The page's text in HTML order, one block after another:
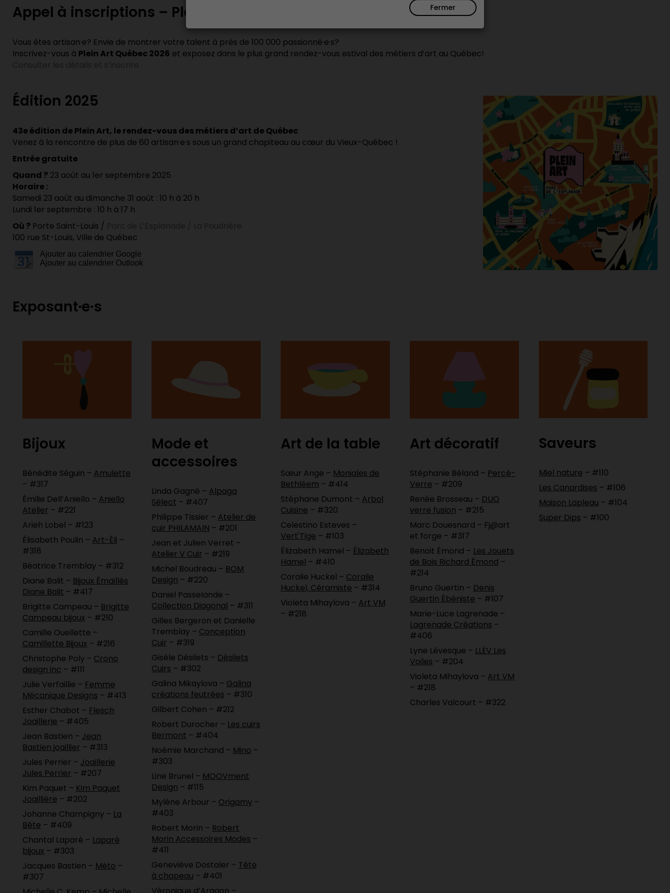
Fermer
Appel à inscriptions – Plein Art 2026
Vous êtes artisan·e? Envie de montrer votre talent à près de 100 000 passionné·e·s?
Inscrivez-vous à Plein Art Québec 2026 et exposez dans le plus grand rendez-vous estival des métiers d’art au Québec!
Édition 2025
43e édition de Plein Art, le rendez-vous des métiers d’art de Québec
Venez à la rencontre de plus de 60 artisan·e·s sous un grand chapiteau au cœur du Vieux-Québec !
Entrée gratuite
Quand ? 23 août au 1er septembre 2025
Horaire :
Samedi 23 août au dimanche 31 août : 10 h à 20 h
Lundi 1er septembre : 10 h à 17 h
Où ? Porte Saint-Louis /
100 rue St-Louis, Ville de Québec
Ajouter au calendrier Google
Ajouter au calendrier Outlook
Exposant·e·s
Bijoux
Bénédite Séguin – Amulette
– #317
Émilie Dell’Aniello – Aniello
Atelier – #221
Arieh Lobel – #123
Élisabeth Poulin – Art-Éli –
#318
Béatrice Tremblay – #312
Diane Balit – Bijoux Émaillés
Diane Balit – #417
Brigitte Campeau – Brigitte
Campeau bijoux – #210
Camille Ouellette –
Camillette Bijoux – #216
Christophe Poly – Crono
design inc – #111
Julie Verfaillie – Femme
Mécanique Designs – #413
Esther Chabot – Flesch
Joaillerie – #405
Jean Bastien – Jean
Bastien joaillier – #313
Jules Perrier – Joaillerie
Jules Perrier – #207
Kim Paquet – Kim Paquet
Joaillière – #202
Johanne Champigny – La
Bête – #409
Chantal Laparé – Laparé
bijoux – #303
Jacques Bastien – Méto –
#307
Mode et
accessoires
Linda Gagné – Alpaga
Sélect – #407
Philippe Tissier – Atelier de
cuir PHILAMAIN – #201
Jean et Julien Verret –
Atelier V Cuir – #219
Michel Boudreau – BOM
Design – #220
Daniel Passelande –
Collection Diagonal – #311
Gilles Bergeron et Danielle
Tremblay – Conception
Cuir – #319
Gisèle Désilets – Désilets
Cuirs – #302
Galina Mikaylova – Galina
créations feutrées – #310
Gilbert Cohen – #212
Robert Durocher – Les cuirs
Bermont – #404
Noémie Marchand – Mino –
#303
Line Brunel – MOOVment
Design – #115
Mylène Arbour – Origamy –
#403
Robert Morin – Robert
Morin Accessoires Modes –
#411
Geneviève Dostaler – Tête
à chapeau – #401
Art de la table
Sœur Ange – Moniales de
Bethléem – #414
Stéphane Dumont – Arbol
Cuisine – #320
Celestino Esteves –
Vert'Tige – #103
Élizabeth Hamel – Élizabeth
Hamel – #410
Coralie Huckel – Coralie
Huckel, Céramiste – #314
Violeta Mihaylova – Art VM
– #218
Art décoratif
Stéphanie Béland – Percé-
Verre – #209
Renée Brosseau – DUO
verre fusion – #215
Marc Douesnard – Fj@art
et forge – #317
Benoit Émond – Les Jouets
de Bois Richard Émond –
#214
Bruno Guertin – Denis
Guertin Ébéniste – #107
Marie-Luce Lagrenade –
Lagrenade Créations –
#406
Lyne Lévesque – LLËV Les
Voiles – #204
Violeta Mihaylova – Art VM
– #218
Charles Valcourt – #322
Saveurs
Miel nature – #110
Les Canardises – #106
Maison Lapleau – #104
Super Dips – #100